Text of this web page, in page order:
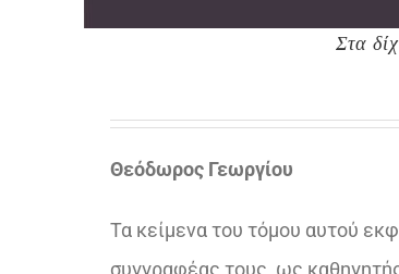
Στα
Θεόδωρος Γεωργίου
Τα κείμενα του τόμου αυτού
συγγραφέας τους, ως